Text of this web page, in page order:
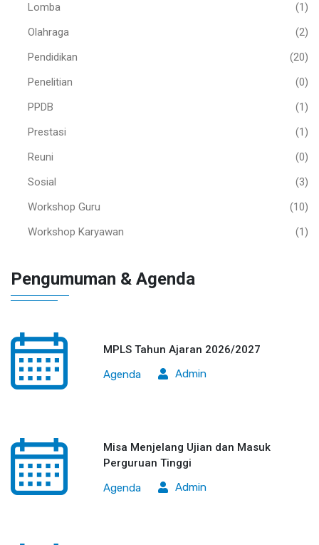
Lomba
(1)
Olahraga
(2)
Pendidikan
(20)
Penelitian
(0)
PPDB
(1)
Prestasi
(1)
Reuni
(0)
Sosial
(3)
Workshop Guru
(10)
Workshop Karyawan
(1)
Pengumuman & Agenda
MPLS Tahun Ajaran 2026/2027
Agenda
Admin
Misa Menjelang Ujian dan Masuk
Perguruan Tinggi
Agenda
Admin